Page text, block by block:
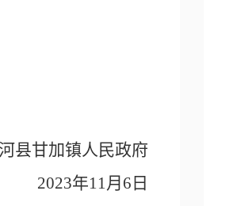
县甘加镇人民政府
2023年11月6日